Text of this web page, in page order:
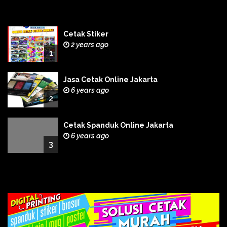
1
Cetak Stiker
2 years ago
2
Jasa Cetak Online Jakarta
6 years ago
3
Cetak Spanduk Online Jakarta
6 years ago